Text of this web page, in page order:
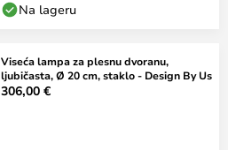
Na lageru
Viseća lampa za plesnu dvoranu,
ljubičasta, Ø 20 cm, staklo - Design By Us
306,00 €